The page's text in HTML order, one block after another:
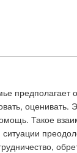
Такое